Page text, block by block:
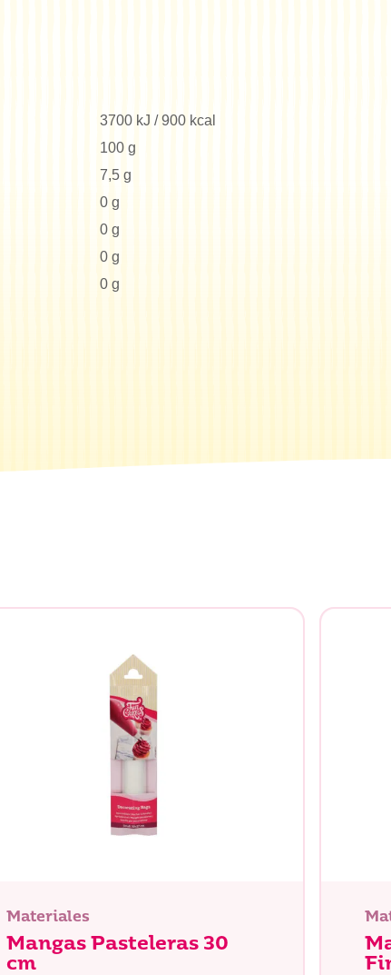
3700 kJ / 900 kcal
100 g
7,5 g
0 g
0 g
0 g
0 g
Materiales
Mangas Pasteleras 30
cm